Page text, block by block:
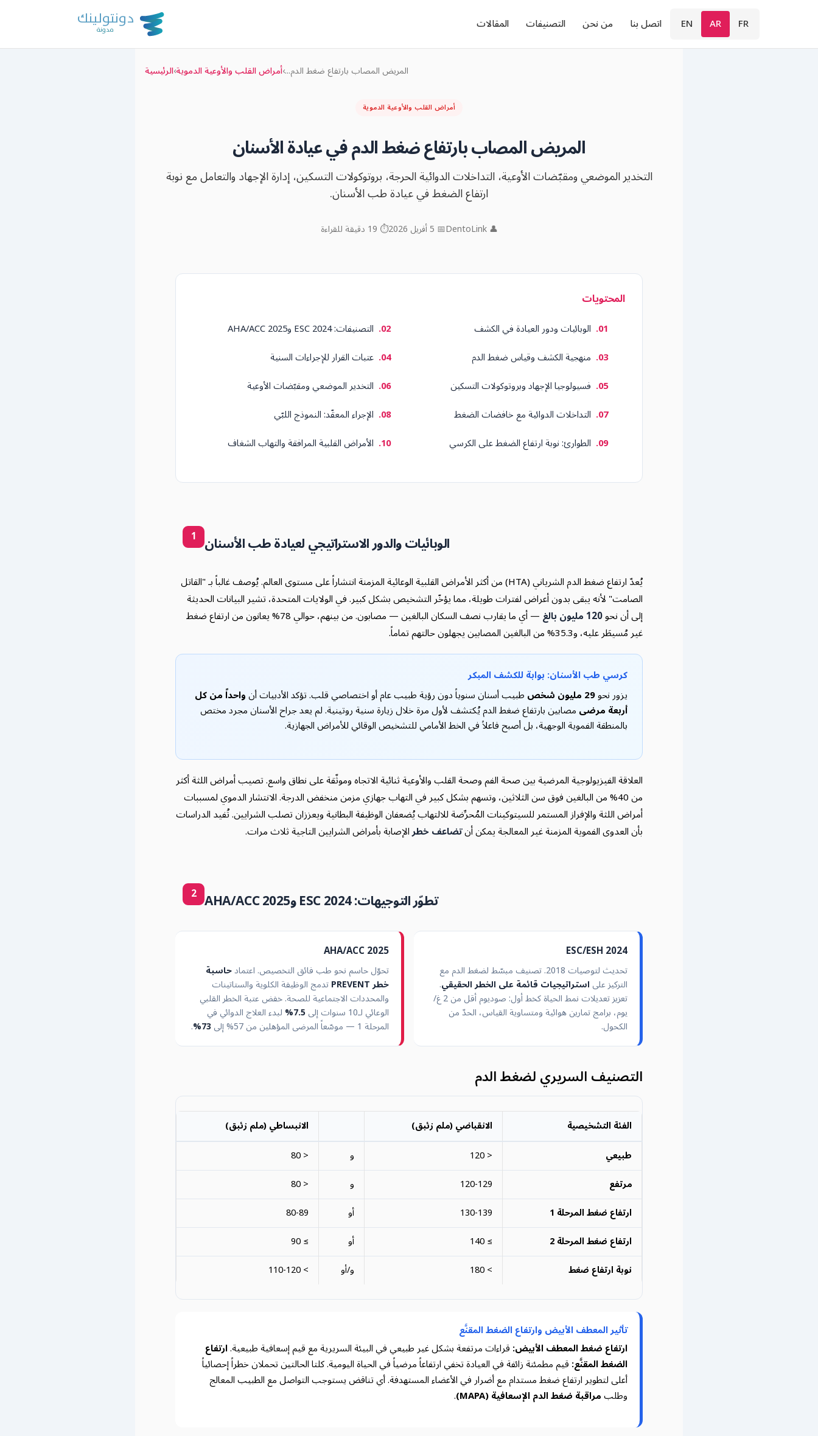
المقالات التصنيفات من نحن اتصل بنا FR
AR
EN
الرئيسية›أمراض القلب والأوعية الدموية›المريض المصاب بارتفاع ضغط الدم...
أمراض القلب والأوعية الدموية
المريض المصاب بارتفاع ضغط الدم في عيادة الأسنان
التخدير الموضعي ومقبّضات الأوعية، التداخلات الدوائية الحرجة، بروتوكولات التسكين، إدارة الإجهاد والتعامل مع نوبة
ارتفاع الضغط في عيادة طب الأسنان.
👤 DentoLink 📅 5 أفريل 2026 ⏱ 19 دقيقة للقراءة
المحتويات
الوبائيات ودور العيادة في الكشف
التصنيفات: ESC 2024 وAHA/ACC 2025
منهجية الكشف وقياس ضغط الدم
عتبات القرار للإجراءات السنية
فسيولوجيا الإجهاد وبروتوكولات التسكين
التخدير الموضعي ومقبّضات الأوعية
التداخلات الدوائية مع خافضات الضغط
الإجراء المعقّد: النموذج اللبّي
الطوارئ: نوبة ارتفاع الضغط على الكرسي
الأمراض القلبية المرافقة والتهاب الشغاف
1 الوبائيات والدور الاستراتيجي لعيادة طب الأسنان
يُعدّ ارتفاع ضغط الدم الشرياني (HTA) من أكثر الأمراض القلبية الوعائية المزمنة انتشاراً على مستوى العالم. يُوصف غالباً بـ "القاتل
الصامت" لأنه يبقى بدون أعراض لفترات طويلة، مما يؤخّر التشخيص بشكل كبير. في الولايات المتحدة، تشير البيانات الحديثة
إلى أن نحو120 مليون بالغ
— أي ما يقارب نصف السكان البالغين — مصابون. من بينهم، حوالي 78% يعانون من ارتفاع ضغط
غير مُسيطَر عليه، و35.3% من البالغين المصابين يجهلون حالتهم تماماً.
كرسي طب الأسنان: بوابة للكشف المبكر
يزور نحو29 مليون شخص طبيب أسنان سنوياً دون رؤية طبيب عام أو اختصاصي قلب. تؤكد الأدبيات أنواحداً من كل
أربعة مرضىمصابين بارتفاع ضغط الدم يُكتشف لأول مرة خلال زيارة سنية روتينية. لم يعد جراح الأسنان مجرد مختص
بالمنطقة الفموية الوجهية، بل أصبح فاعلاً في الخط الأمامي للتشخيص الوقائي للأمراض الجهازية.
العلاقة الفيزيولوجية المرضية بين صحة الفم وصحة القلب والأوعية ثنائية الاتجاه وموثّقة على نطاق واسع. تصيب أمراض اللثة أكثر
من 40% من البالغين فوق سن الثلاثين، وتسهم بشكل كبير في التهاب جهازي مزمن منخفض الدرجة. الانتشار الدموي لمسببات
أمراض اللثة والإفراز المستمر للسيتوكينات المُحرِّضة للالتهاب يُضعفان الوظيفة البطانية ويعززان تصلب الشرايين. تُفيد الدراسات
بأن العدوى الفموية المزمنة غير المعالجة يمكن أنتضاعف خطرالإصابة بأمراض الشرايين التاجية ثلاث مرات.
2 تطوّر التوجيهات: ESC 2024 وAHA/ACC 2025
ESC/ESH 2024
تحديث لتوصيات 2018. تصنيف مبسّط لضغط الدم مع
التركيز على استراتيجيات قائمة على الخطر الحقيقي.
تعزيز تعديلات نمط الحياة كخط أول: صوديوم أقل من 2 غ/
يوم، برامج تمارين هوائية ومتساوية القياس، الحدّ من
الكحول.
AHA/ACC 2025
تحوّل حاسم نحو طب فائق التخصيص. اعتمادحاسبة
خطر PREVENT تدمج الوظيفة الكلوية والستاتينات
والمحددات الاجتماعية للصحة. خفض عتبة الخطر القلبي
الوعائي لـ10 سنوات إلى 7.5% لبدء العلاج الدوائي في
المرحلة 1 — موسّعاً المرضى المؤهلين من 57% إلى 73%
.
التصنيف السريري لضغط الدم
الفئة التشخيصية الانقباضي (ملم زئبق)
الانبساطي (ملم زئبق)
طبيعي
< 120 و
< 80
مرتفع
120-129 و
< 80
ارتفاع ضغط المرحلة 1
130-139 أو
80-89
ارتفاع ضغط المرحلة 2
≥ 140 أو
≥ 90
نوبة ارتفاع ضغط
> 180 و/أو > 110-120
تأثير المعطف الأبيض وارتفاع الضغط المقنَّع
ارتفاع ضغط المعطف الأبيض:قراءات مرتفعة بشكل غير طبيعي في البيئة السريرية مع قيم إسعافية طبيعية.ارتفاع
الضغط المقنَّع:قيم مطمئنة زائفة في العيادة تخفي ارتفاعاً مرضياً في الحياة اليومية. كلتا الحالتين تحملان خطراً إحصائياً
أعلى لتطوير ارتفاع ضغط مستدام مع أضرار في الأعضاء المستهدفة. أي تناقض يستوجب التواصل مع الطبيب المعالج
وطلبمراقبة ضغط الدم الإسعافية (MAPA) .